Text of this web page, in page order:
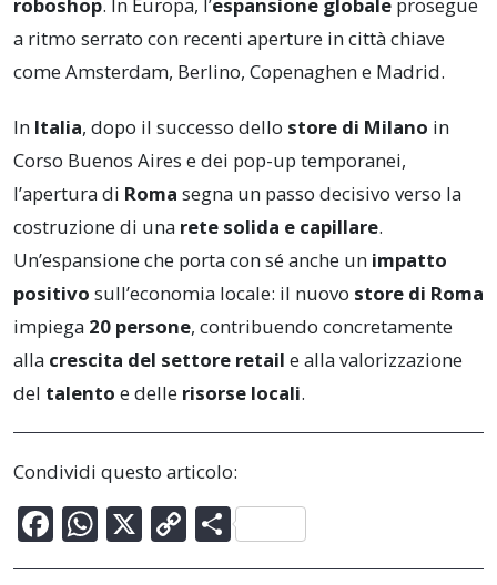
roboshop. In Europa, l’espansione globale prosegue
a ritmo serrato con recenti aperture in città chiave
come Amsterdam, Berlino, Copenaghen e Madrid.
In Italia, dopo il successo dello store di Milano in
Corso Buenos Aires e dei pop-up temporanei,
l’apertura di Roma segna un passo decisivo verso la
costruzione di una rete solida e capillare.
Un’espansione che porta con sé anche un impatto
positivo sull’economia locale: il nuovo store di Roma
impiega 20 persone, contribuendo concretamente
alla crescita del settore retail e alla valorizzazione
del talento e delle risorse locali.
Condividi questo articolo:
F
ac
W
h
X C
o
C
o